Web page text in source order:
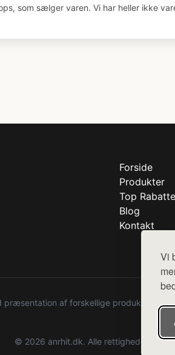
Vi
som sælger varen. Vi har heller ikke
Forside
Produkter
Top
Blog
Kontakt
af forskellige produkter fra
© 2026 anrhit.dk. Alle rettigheder